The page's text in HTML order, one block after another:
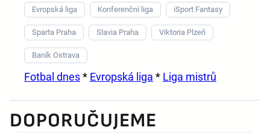
Evropská liga Konferenční liga iSport Fantasy
Sparta Praha Slavia Praha Viktoria Plzeň
Baník Ostrava
Fotbal dnes* Evropská liga * Liga mistrů
DOPORUČUJEME